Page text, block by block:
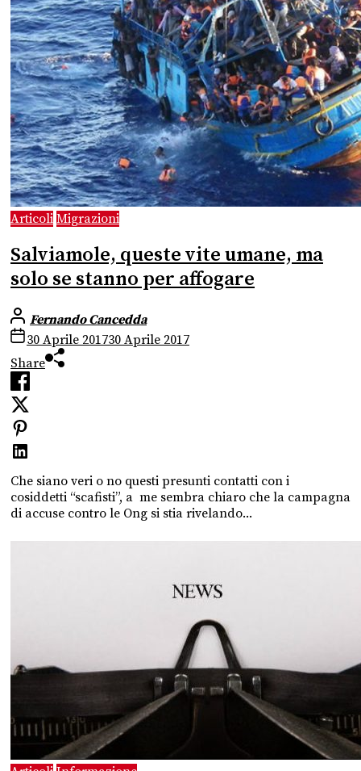
Articoli Migrazioni
Salviamole, queste vite umane, ma
solo se stanno per affogare
Fernando Cancedda
30 Aprile 201730 Aprile 2017
Share
Che siano veri o no questi presunti contatti con i
cosiddetti “scafisti”, a me sembra chiaro che la campagna
di accuse contro le Ong si stia rivelando...